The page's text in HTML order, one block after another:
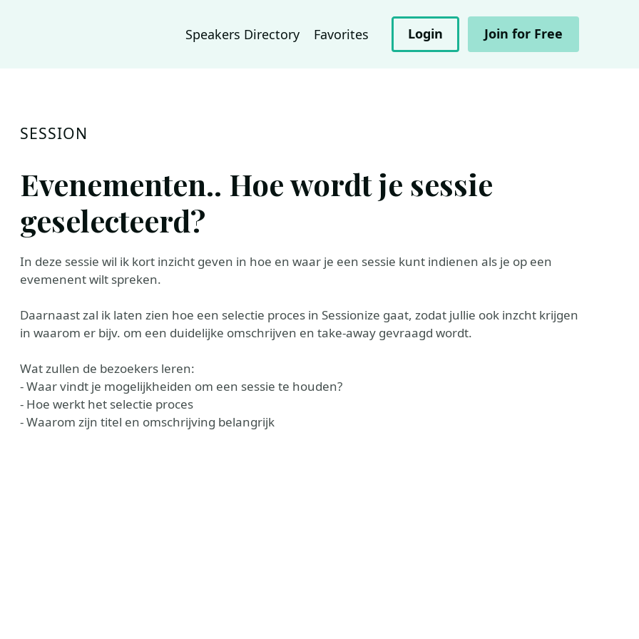
Speakers Directory Favorites Login Join for Free
SESSION
Evenementen.. Hoe wordt je sessie
geselecteerd?
In deze sessie wil ik kort inzicht geven in hoe en waar je een sessie kunt indienen als je op een
evemenent wilt spreken.
Daarnaast zal ik laten zien hoe een selectie proces in Sessionize gaat, zodat jullie ook inzcht krijgen
in waarom er bijv. om een duidelijke omschrijven en take-away gevraagd wordt.
Wat zullen de bezoekers leren:
- Waar vindt je mogelijkheiden om een sessie te houden?
- Hoe werkt het selectie proces
- Waarom zijn titel en omschrijving belangrijk